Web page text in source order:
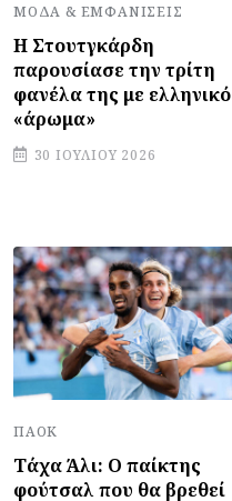
ΜΌΔΑ & ΕΜΦΑΝΊΣΕΙΣ
Η Στουτγκάρδη
παρουσίασε την τρίτη
φανέλα της με ελληνικό
«άρωμα»
30 ΙΟΥΛΊΟΥ 2026
ΠΑΟΚ
Τάχα Άλι: Ο παίκτης
φούτσαλ που θα βρεθεί